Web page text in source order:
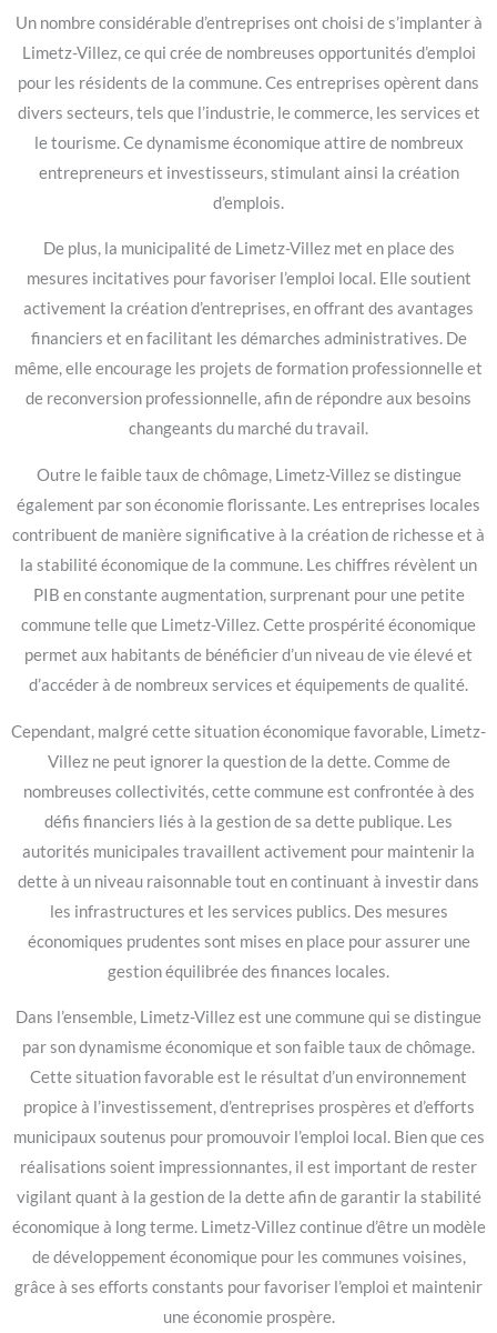
Un nombre considérable d’entreprises ont choisi de s’implanter à
Limetz-Villez, ce qui crée de nombreuses opportunités d’emploi
pour les résidents de la commune. Ces entreprises opèrent dans
divers secteurs, tels que l’industrie, le commerce, les services et
le tourisme. Ce dynamisme économique attire de nombreux
entrepreneurs et investisseurs, stimulant ainsi la création
d’emplois.
De plus, la municipalité de Limetz-Villez met en place des
mesures incitatives pour favoriser l’emploi local. Elle soutient
activement la création d’entreprises, en offrant des avantages
financiers et en facilitant les démarches administratives. De
même, elle encourage les projets de formation professionnelle et
de reconversion professionnelle, afin de répondre aux besoins
changeants du marché du travail.
Outre le faible taux de chômage, Limetz-Villez se distingue
également par son économie florissante. Les entreprises locales
contribuent de manière significative à la création de richesse et à
la stabilité économique de la commune. Les chiffres révèlent un
PIB en constante augmentation, surprenant pour une petite
commune telle que Limetz-Villez. Cette prospérité économique
permet aux habitants de bénéficier d’un niveau de vie élevé et
d’accéder à de nombreux services et équipements de qualité.
Cependant, malgré cette situation économique favorable, Limetz-
Villez ne peut ignorer la question de la dette. Comme de
nombreuses collectivités, cette commune est confrontée à des
défis financiers liés à la gestion de sa dette publique. Les
autorités municipales travaillent activement pour maintenir la
dette à un niveau raisonnable tout en continuant à investir dans
les infrastructures et les services publics. Des mesures
économiques prudentes sont mises en place pour assurer une
gestion équilibrée des finances locales.
Dans l’ensemble, Limetz-Villez est une commune qui se distingue
par son dynamisme économique et son faible taux de chômage.
Cette situation favorable est le résultat d’un environnement
propice à l’investissement, d’entreprises prospères et d’efforts
municipaux soutenus pour promouvoir l’emploi local. Bien que ces
réalisations soient impressionnantes, il est important de rester
vigilant quant à la gestion de la dette afin de garantir la stabilité
économique à long terme. Limetz-Villez continue d’être un modèle
de développement économique pour les communes voisines,
grâce à ses efforts constants pour favoriser l’emploi et maintenir
une économie prospère.